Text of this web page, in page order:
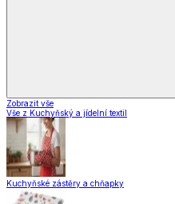
Zobrazit vše
Vše z Kuchyňský a jídelní textil
Kuchyňské zástěry a chňapky